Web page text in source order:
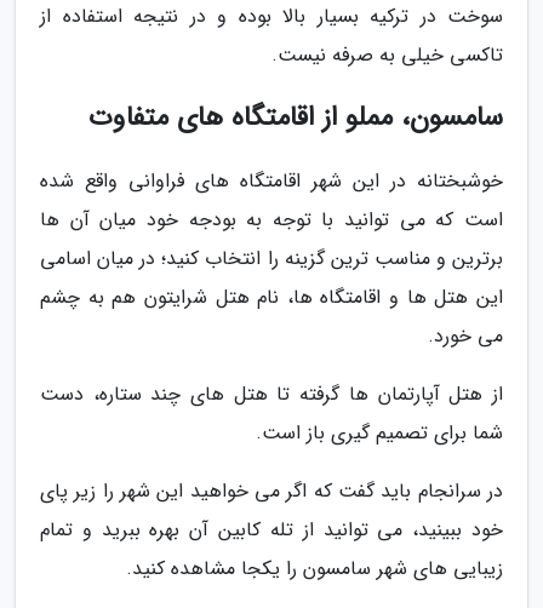
سوخت در ترکیه بسیار بالا بوده و در نتیجه استفاده از
تاکسی خیلی به صرفه نیست.
سامسون، مملو از اقامتگاه های متفاوت
خوشبختانه در این شهر اقامتگاه های فراوانی واقع شده
است که می توانید با توجه به بودجه خود میان آن ها
برترین و مناسب ترین گزینه را انتخاب کنید؛ در میان اسامی
این هتل ها و اقامتگاه ها، نام هتل شرایتون هم به چشم
می خورد.
از هتل آپارتمان ها گرفته تا هتل های چند ستاره، دست
شما برای تصمیم گیری باز است.
در سرانجام باید گفت که اگر می خواهید این شهر را زیر پای
خود ببینید، می توانید از تله کابین آن بهره ببرید و تمام
زیبایی های شهر سامسون را یکجا مشاهده کنید.